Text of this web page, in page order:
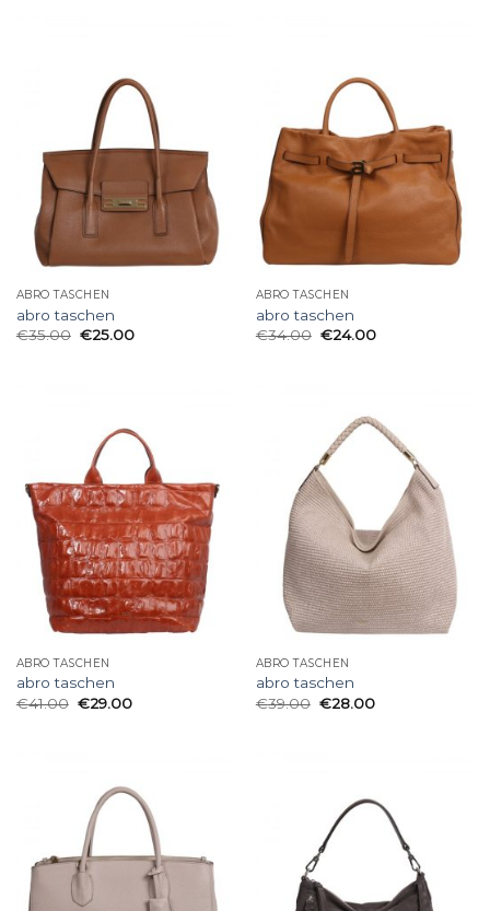
ABRO TASCHEN
abro taschen
€35.00 €25.00
ABRO TASCHEN
abro taschen
€34.00 €24.00
ABRO TASCHEN
abro taschen
€41.00 €29.00
ABRO TASCHEN
abro taschen
€39.00 €28.00